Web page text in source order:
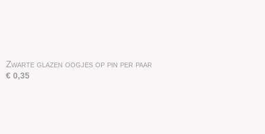
Zwarte glazen oogjes op pin per paar
€ 0,35